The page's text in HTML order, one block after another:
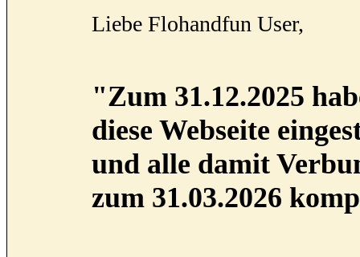
Liebe Flohandfun User,
"Zum 31.12.2025
diese Webseite
und alle damit
zum 31.03.2026